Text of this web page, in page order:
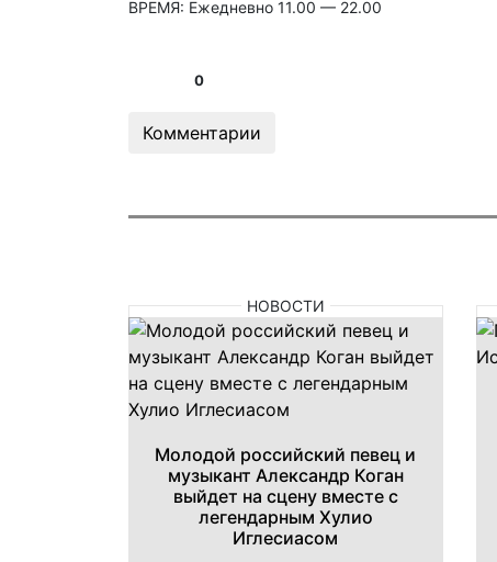
ВРЕМЯ: Ежедневно 11.00 — 22.00
0
Комментарии
НОВОСТИ
Молодой российский певец и
музыкант Александр Коган
выйдет на сцену вместе с
легендарным Хулио
Иглесиасом